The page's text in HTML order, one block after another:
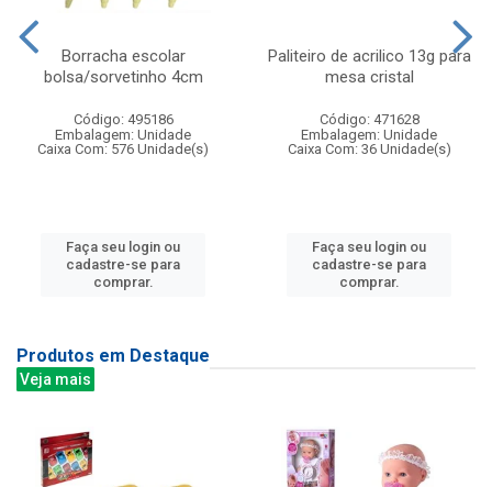
Borracha escolar
bolsa/sorvetinho 4cm
Código: 495186
Embalagem: Unidade
Caixa Com: 576 Unidade(s)
Faça seu login ou
cadastre-se para
comprar.
Paliteiro de acrilico 13g para
mesa cristal
Código: 471628
Embalagem: Unidade
Caixa Com: 36 Unidade(s)
Faça seu login ou
cadastre-se para
comprar.
Produtos em Destaque
Veja mais